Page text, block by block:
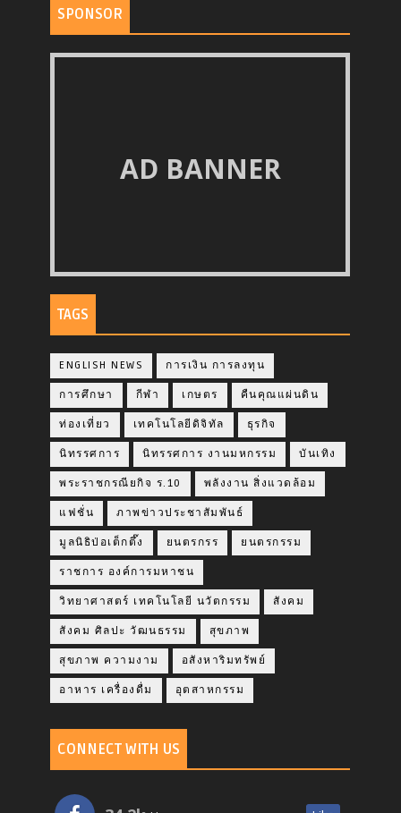
SPONSOR
AD BANNER
TAGS
ENGLISH NEWS การเงิน การลงทุน
การศึกษา กีฬา เกษตร คืนคุณแผ่นดิน
ท่องเที่ยว เทคโนโลยีดิจิทัล ธุรกิจ
นิทรรศการ นิทรรศการ งานมหกรรม บันเทิง
พระราชกรณียกิจ ร.10 พลังงาน สิ่งแวดล้อม
แฟชั่น ภาพข่าวประชาสัมพันธ์
มูลนิธิป่อเต็กตึ๊ง ยนตรกรร ยนตรกรรม
ราชการ องค์การมหาชน
วิทยาศาสตร์ เทคโนโลยี นวัตกรรม สังคม
สังคม ศิลปะ วัฒนธรรม สุขภาพ
สุขภาพ ความงาม อสังหาริมทรัพย์
อาหาร เครื่องดื่ม อุตสาหกรรม
CONNECT WITH US